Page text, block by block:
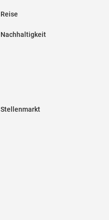
Reise
Nachhaltigkeit
Stellenmarkt